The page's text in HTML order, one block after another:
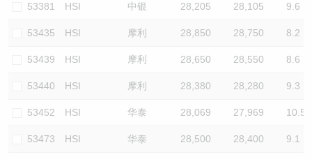
53381 HSI 中银 28,205 28,105 9.6
53435 HSI 摩利 28,850 28,750 8.2
53439 HSI 摩利 28,650 28,550 8.6
53440 HSI 摩利 28,380 28,280 9.3
53452 HSI 华泰 28,069 27,969 10.5
53473 HSI 华泰 28,500 28,400 9.1